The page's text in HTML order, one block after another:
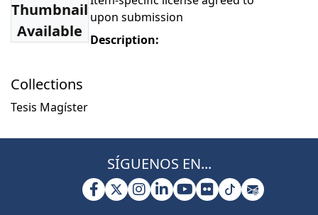
Thumbnail
Available
upon submission
Description:
Collections
Tesis Magíster
SÍGUENOS EN...